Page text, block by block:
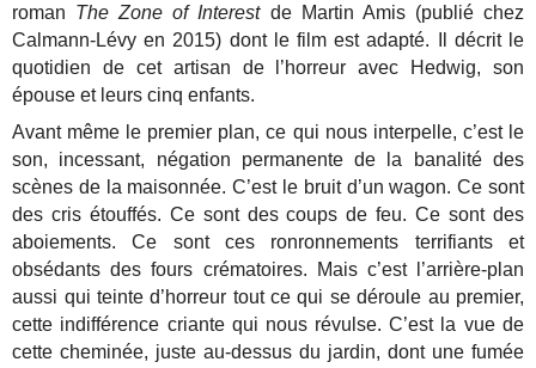
roman The Zone of Interest de Martin Amis (publié chez
Calmann-Lévy en 2015) dont le film est adapté. Il décrit le
quotidien de cet artisan de l’horreur avec Hedwig, son
épouse et leurs cinq enfants.
Avant même le premier plan, ce qui nous interpelle, c’est le
son, incessant, négation permanente de la banalité des
scènes de la maisonnée. C’est le bruit d’un wagon. Ce sont
des cris étouffés. Ce sont des coups de feu. Ce sont des
aboiements. Ce sont ces ronronnements terrifiants et
obsédants des fours crématoires. Mais c’est l’arrière-plan
aussi qui teinte d’horreur tout ce qui se déroule au premier,
cette indifférence criante qui nous révulse. C’est la vue de
cette cheminée, juste au-dessus du jardin, dont une fumée